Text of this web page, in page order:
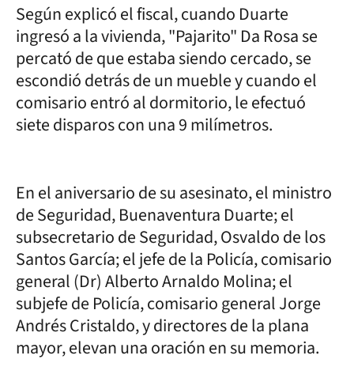
Según explicó el fiscal, cuando Duarte
ingresó a la vivienda, "Pajarito" Da Rosa se
percató de que estaba siendo cercado, se
escondió detrás de un mueble y cuando el
comisario entró al dormitorio, le efectuó
siete disparos con una 9 milímetros.
En el aniversario de su asesinato, el ministro
de Seguridad, Buenaventura Duarte; el
subsecretario de Seguridad, Osvaldo de los
Santos García; el jefe de la Policía, comisario
general (Dr) Alberto Arnaldo Molina; el
subjefe de Policía, comisario general Jorge
Andrés Cristaldo, y directores de la plana
mayor, elevan una oración en su memoria.